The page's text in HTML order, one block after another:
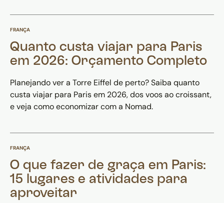
FRANÇA
Quanto custa viajar para Paris
em 2026: Orçamento Completo
Planejando ver a Torre Eiffel de perto? Saiba quanto
custa viajar para Paris em 2026, dos voos ao croissant,
e veja como economizar com a Nomad.
FRANÇA
O que fazer de graça em Paris:
15 lugares e atividades para
aproveitar